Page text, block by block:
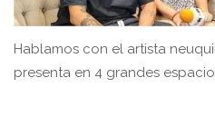
Hablamos con el artista
presenta en 4 grandes